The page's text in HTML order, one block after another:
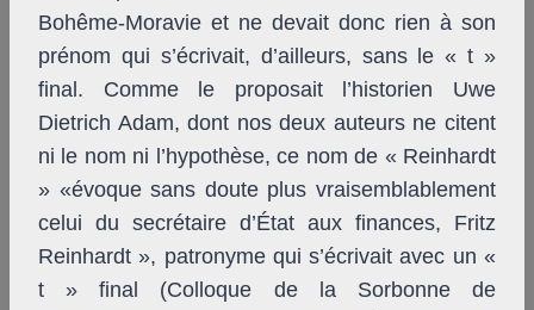
Bohême-Moravie et ne devait donc rien à son
prénom qui s’écrivait, d’ailleurs, sans le « t »
final. Comme le proposait l’historien Uwe
Dietrich Adam, dont nos deux auteurs ne citent
ni le nom ni l’hypothèse, ce nom de « Reinhardt
» «évoque sans doute plus vraisemblablement
celui du secrétaire d’État aux finances, Fritz
Reinhardt », patronyme qui s’écrivait avec un «
t » final (Colloque de la Sorbonne de